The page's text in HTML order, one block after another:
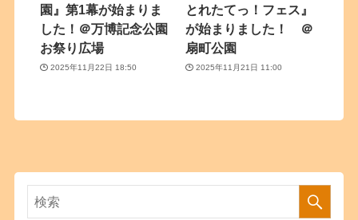
園』第1幕が始まりま
した！＠万博記念公園
お祭り広場
2025年11月22日 18:50
とれたてっ！フェス』
が始まりました！ ＠
扇町公園
2025年11月21日 11:00